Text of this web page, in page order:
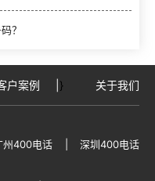
？
户案例 } 关于我们
州400电话
深圳400电话